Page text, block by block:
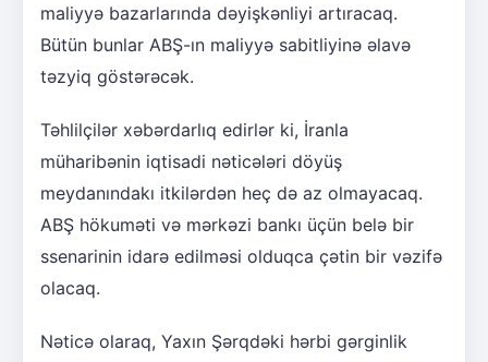
maliyyə bazarlarında dəyişkənliyi artıracaq.
Bütün bunlar ABŞ-ın maliyyə sabitliyinə əlavə
təzyiq göstərəcək.
Təhlilçilər xəbərdarlıq edirlər ki, İranla
müharibənin iqtisadi nəticələri döyüş
meydanındakı itkilərdən heç də az olmayacaq.
ABŞ hökuməti və mərkəzi bankı üçün belə bir
ssenarinin idarə edilməsi olduqca çətin bir vəzifə
olacaq.
Nəticə olaraq, Yaxın Şərqdəki hərbi gərginlik